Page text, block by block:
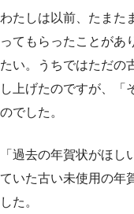
わたしは以前、たまた
ってもらったことがあ
たい。うちではただの
し上げたのですが、「
のでした。
「過去の年賀状がほ
ていた古い未使用の年
した。